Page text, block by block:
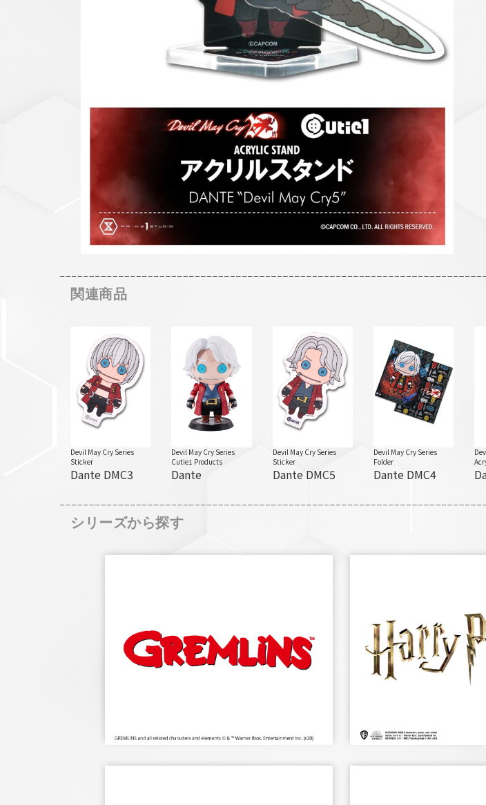
VIEW ALL...
スタチューはこち
関連商品
Devil May Cry Series
Sticker
Dante DMC3
Devil May Cry Series
Cutie1 Products
Dante
Devil May Cry Series
Sticker
Dante DMC5
Devil May Cry Series
Folder
Dante DMC4
シリーズから探す